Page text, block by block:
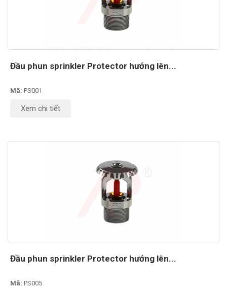
Đầu phun sprinkler Protector hướng lên...
Mã: PS001
Xem chi tiết
Đầu phun sprinkler Protector hướng lên...
Mã: PS005